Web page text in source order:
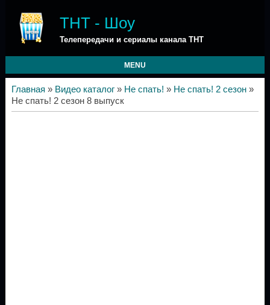
ТНТ - Шоу
Телепередачи и сериалы канала ТНТ
MENU
Главная » Видео каталог» Не спать! » Не спать! 2 сезон»
Не спать! 2 сезон 8 выпуск